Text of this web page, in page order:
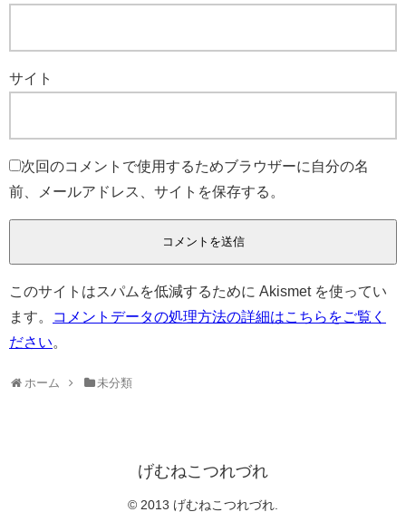
サイト
次回のコメントで使用するためブラウザーに自分の名
前、メールアドレス、サイトを保存する。
このサイトはスパムを低減するために Akismet を使ってい
ます。
コメントデータの処理方法の詳細はこちらをご覧く
ださい。
ホーム 未分類
げむねこつれづれ
© 2013 げむねこつれづれ.